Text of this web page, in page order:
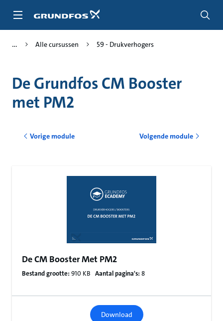
naar
Alle cursussen 59 - Drukverhogers
De Grundfos CM Booster
met PM2
Vorige module Volgende module
De CM Booster Met PM2
Bestand grootte: 910 KB Aantal pagina's: 8
Download